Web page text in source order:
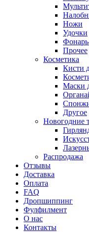
Ножи
Удочки
Прочее
Косметика
Кисти
Маски
Другое
Новогодние
Распродажа
Отзывы
Доставка
Оплата
FAQ
Дропшиппинг
Фулфилмент
О нас
Контакты